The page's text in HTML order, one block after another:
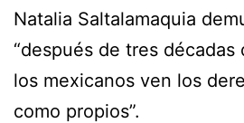
Natalia Saltalamaquia
“después de tres décadas
los mexicanos ven los
como propios”.